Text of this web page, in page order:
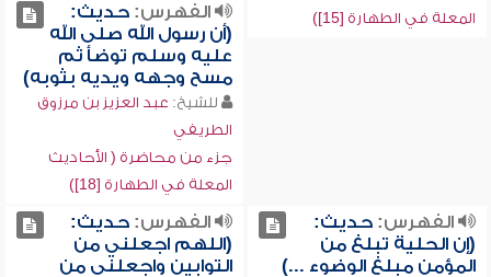
المعلة في الطهارة [15])
الفهرس:حديث:
(أن رسول الله صلى الله
عليه وسلم توضأ ثم
مسح وجهه ويديه بثوبه)
للشيخ: عبد العزيز بن مرزوق
الطريفي
جزء من محاضرة ( الأحاديث
المعلة في الطهارة [18])
الفهرس:حديث:
(إن الحلية تبلغ من
المؤمن مبلغ الوضوء ...)
الفهرس:حديث:
(اللهم اجعلني من
التوابين واجعلني من